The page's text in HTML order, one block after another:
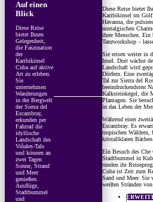
Auf einen
Blick
Diese Reise
bietet Ihnen
Gelegenheit,
die Faszination
der
Karibikinsel
Cuba auf aktive
Art zu erleben.
Sie
unternehmen
Wanderungen
in der Bergwelt
der Sierra del
Escambray,
erkunden per
Fahrrad die
idyllische
Landschaft des
Viñales-Tals
und können an
zwei Tagen
Sonne, Strand
und Meer
genießen.
Ausflüge,
Stadtbummel
und
Diese Reise bietet
Karibikinsel im Golf
Havanna, die
nostalgischen
ihrer Menschen. Ein
Tanzworkshop –
Sie reisen weiter in
Insel. Dort wächst
Landschaft wird
Dörfern. Eine
Tal zur Sierra del
beeindruckendsten
Kalksteinkegel, die
Plantagen. Sie
in das Leben der
Während einer
Escambray. Es
tropischen Wäldern,
kristallklaren Bächen.
Ein Besuch des Che
Stadtbummel in
runden ihr
Cuba ist Zeit zum
Sand und Meer. Sie
weißen Stränden von